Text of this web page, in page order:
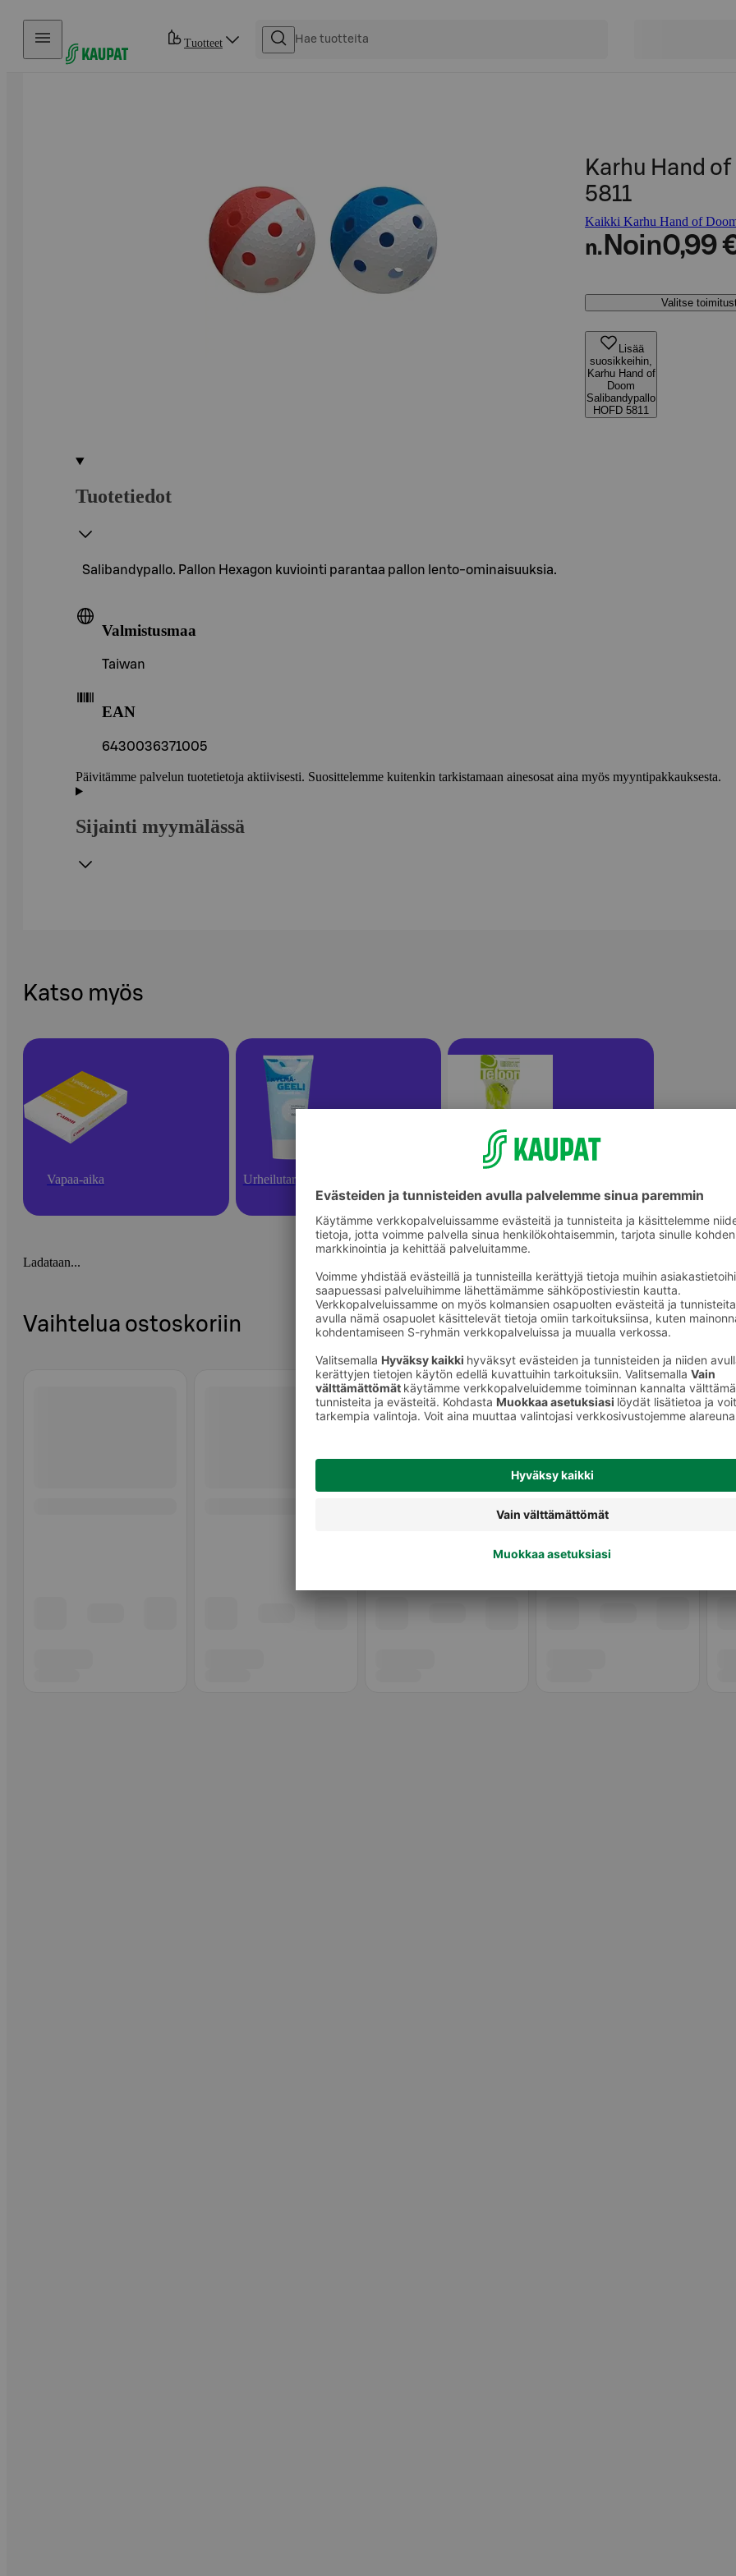
Hyppää sisältöön
Tuotteet
Karhu Hand
5811
Kaikki Karhu Hand of
n. Noin0,99
Valitse
Lisää
suosikkeihin,
Karhu Hand of
Doom
Salibandypallo
HOFD 5811
Tuotetiedot
Salibandypallo. Pallon Hexagon kuviointi parantaa pallon lento-ominaisuuksia.
Valmistusmaa
Taiwan
EAN
6430036371005
Päivitämme palvelun tuotetietoja aktiivisesti. Suosittelemme kuitenkin tarkistamaan ainesosat aina myös myyntipakkauksesta.
Sijainti myymälässä
Katso myös
Vapaa-aika Urheilutarvikkeet
Ladataan...
Vaihtelua ostoskoriin